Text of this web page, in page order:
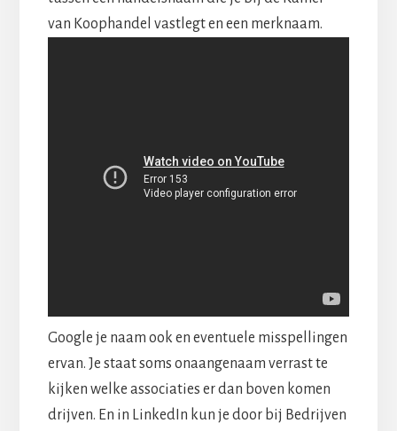
van Koophandel vastlegt en een merknaam.
Google je naam ook en eventuele misspellingen
ervan. Je staat soms onaangenaam verrast te
kijken welke associaties er dan boven komen
drijven. En in LinkedIn kun je door bij Bedrijven